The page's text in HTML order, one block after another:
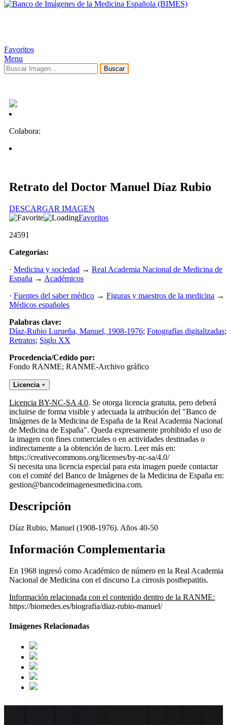
Favoritos
Menu
Buscar
Colabora:
Retrato del Doctor Manuel Díaz Rubio
DESCARGAR IMAGEN
Favoritos
24591
Categorías:
· Medicina y sociedad → Real Academia Nacional de Medicina de
España → Académicos
· Fuentes del saber médico → Figuras y maestros de la medicina →
Médicos españoles
Palabras clave:
Díaz-Rubio Lurueña, Manuel, 1908-1976; Fotografías digitalizadas;
Retratos; Siglo XX
Procedencia/Cedido por:
Fondo RANME; RANME-Archivo gráfico
Licencia +
Licencia BY-NC-SA 4.0. Se otorga licencia gratuita, pero deberá
incluirse de forma visible y adecuada la atribución del "Banco de
Imágenes de la Medicina de España de la Real Academia Nacional
de Medicina de España". Queda expresamente prohibido el uso de
la imagen con fines comerciales o en actividades destinadas o
indirectamente a la obtención de lucro. Leer más en:
https://creativecommons.org/licenses/by-nc-sa/4.0/
Si necesita una licencia especial para esta imagen puede contactar
con el comité del Banco de Imágenes de la Medicina de España en:
gestion@bancodeimagenesmedicina.com.
Descripción
Díaz Rubio, Manuel (1908-1976). Años 40-50
Información Complementaria
En 1968 ingresó como Académico de número en la Real Academia
Nacional de Medicina con el discurso La cirrosis posthepatitis.
Información relacionada con el contenido dentro de la RANME:
https://biomedes.es/biografia/diaz-rubio-manuel/
Imágenes Relacionadas